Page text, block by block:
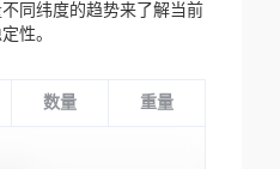
同纬度的趋势来了解当前
性。
数量 重量